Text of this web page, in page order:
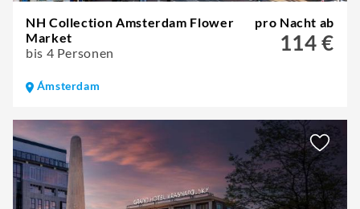
NH Collection Amsterdam Flower
Market
bis 4 Personen
pro Nacht ab
114 €
Ámsterdam